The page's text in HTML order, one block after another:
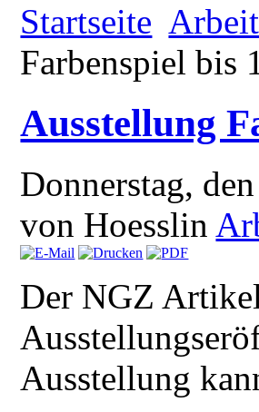
Startseite
Farbenspiel bis
Ausstellung
Donnerstag,
von Hoesslin
Der NGZ
Ausstellung